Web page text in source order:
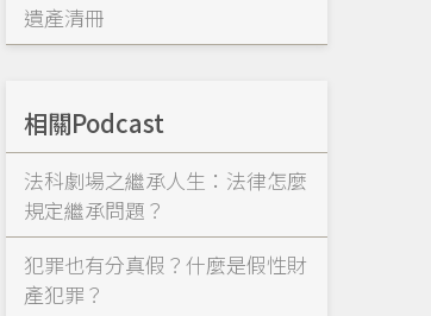
遺產清冊
相關Podcast
法科劇場之繼承人生：法律怎麼
規定繼承問題？
犯罪也有分真假？什麼是假性財
產犯罪？